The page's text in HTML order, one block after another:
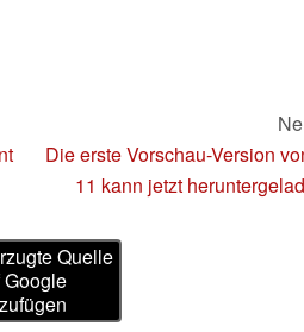
Die erste Vorschau-Version
11 kann jetzt
Quelle
Google